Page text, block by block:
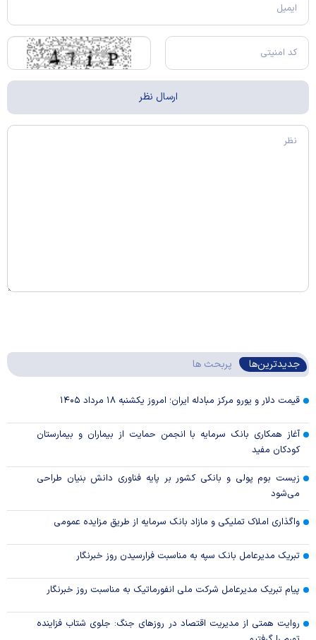
جدیدترین‌ها پربحث ها
قیمت دلار و یورو مرکز مبادله ایران؛ امروز یکشنبه ۱۸ مرداد ۱۴۰۵
آغاز همکاری بانک سرمایه با انجمن حمایت از بیماران و بیمارستان
کودکان مفید
زیست بوم پولی و بانکی کشور بر پایه فناوری دانش بنیان طراحی
می‌شود
واگذاری املاک تملیکی و مازاد بانک سرمایه از طریق مزایده عمومی
تبریک مدیرعامل بانک سپه به مناسبت فرارسیدن روز خبرنگار
پیام تبریک مدیرعامل شرکت ملی انفورماتیک به مناسبت روز خبرنگار
روایت همتی از مدیریت اقتصاد در روزهای جنگ: جلوی شتاب فزاینده